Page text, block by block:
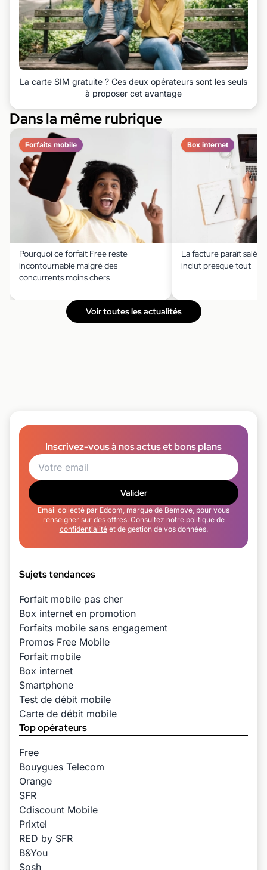
La carte SIM gratuite ? Ces deux opérateurs sont les seuls
à proposer cet avantage
Dans la même rubrique
Forfaits mobile
Pourquoi ce forfait Free reste
incontournable malgré des
concurrents moins chers
Box internet
La facture paraît
inclut presque tout
Voir toutes les actualités
Inscrivez-vous à nos actus et bons plans
Valider
Email collecté par Edcom, marque de Bemove, pour vous
renseigner sur des offres. Consultez notre politique de
confidentialitéet de gestion de vos données.
Sujets tendances
Forfait mobile pas cher
Box internet en promotion
Forfaits mobile sans engagement
Promos Free Mobile
Forfait mobile
Box internet
Smartphone
Test de débit mobile
Carte de débit mobile
Top opérateurs
Free
Bouygues Telecom
Orange
SFR
Cdiscount Mobile
Prixtel
RED by SFR
B&You
Sosh